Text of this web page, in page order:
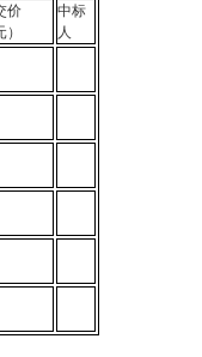
价
）
中标
人